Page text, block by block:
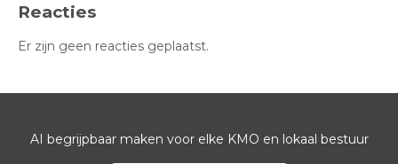
Reacties
Er zijn geen reacties geplaatst.
AI begrijpbaar maken voor elke KMO en lokaal bestuur